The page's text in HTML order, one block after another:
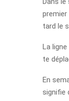
premier
tard le
La
te
En
signifie